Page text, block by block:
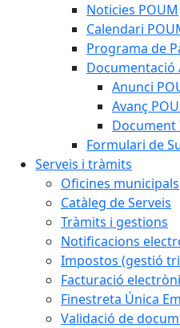
Noticies POUM
Calendari
Programa de
Documentació
Anunci
Avanç
Document
Formulari de
Serveis i tràmits
Oficines municipals
Catàleg de Serveis
Tràmits i gestions
Notificacions
Impostos (gestió
Facturació
Finestreta Única
Validació de